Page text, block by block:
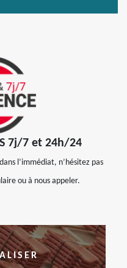
7j/7 et 24h/24
l’immédiat, n’hésitez pas
ou à nous appeler.